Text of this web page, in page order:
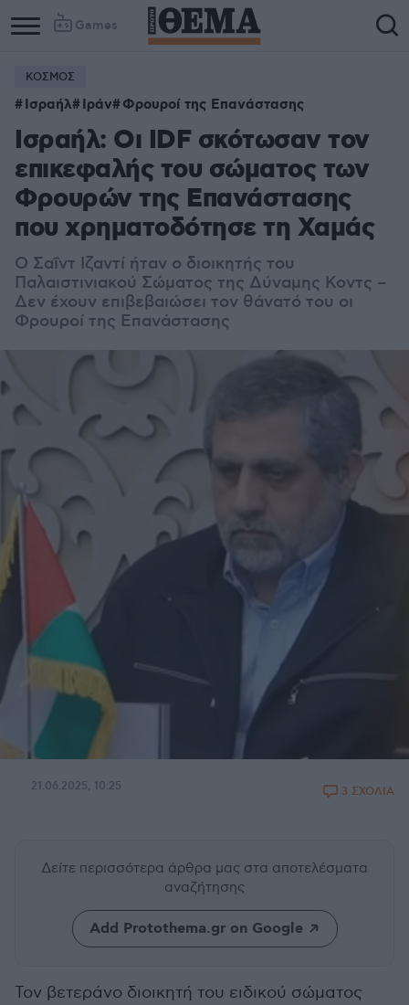
Games
ΚΟΣΜΟΣ
Ισραήλ Ιράν Φρουροί της Επανάστασης
Ισραήλ: Οι IDF σκότωσαν τον
επικεφαλής του σώματος των
Φρουρών της Επανάστασης
που χρηματοδότησε τη Χαμάς
Ο Σαΐντ Ιζαντί ήταν ο διοικητής του
Παλαιστινιακού Σώματος της Δύναμης Κοντς –
Δεν έχουν επιβεβαιώσει τον θάνατό του οι
Φρουροί της Επανάστασης
21.06.2025, 10:25 3 ΣΧΟΛΙΑ
Δείτε περισσότερα άρθρα μας στα αποτελέσματα
αναζήτησης
Add Protothema.gr on Google
Τον βετεράνο διοικητή του ειδικού σώματος